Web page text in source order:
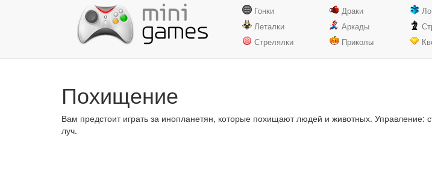
Гонки
Леталки
Стрелялки
Драки
Аркады
Приколы
Похищение
Вам предстоит играть за инопланетян, которые похищают людей и животных.
луч.